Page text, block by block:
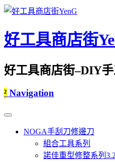
好工具商店街
好工具商店街–DIY
² Navigation
NOGA手刮刀修邊刀
組合工具系列
諾佳重型修整系列